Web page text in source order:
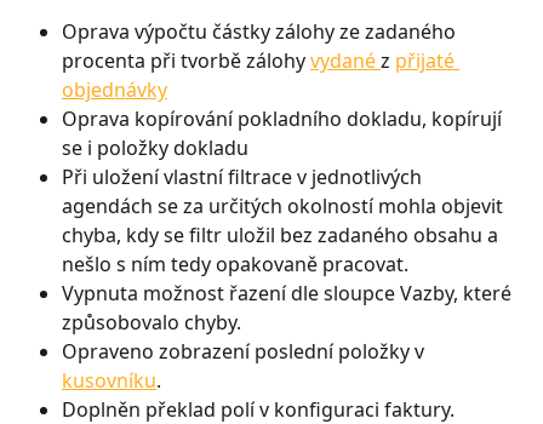
Oprava výpočtu částky zálohy ze zadaného
procenta při tvorbě zálohy vydané z přijaté
objednávky
Oprava kopírování pokladního dokladu, kopírují
se i položky dokladu
Při uložení vlastní filtrace v jednotlivých
agendách se za určitých okolností mohla objevit
chyba, kdy se filtr uložil bez zadaného obsahu a
nešlo s ním tedy opakovaně pracovat.
Vypnuta možnost řazení dle sloupce Vazby, které
způsobovalo chyby.
Opraveno zobrazení poslední položky v
kusovníku.
Doplněn překlad polí v konfiguraci faktury.